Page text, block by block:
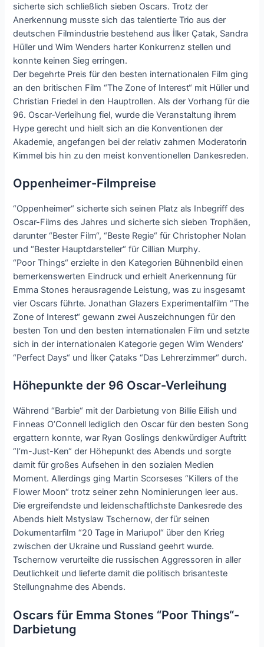
sicherte sich schließlich sieben Oscars. Trotz der
Anerkennung musste sich das talentierte Trio aus der
deutschen Filmindustrie bestehend aus İlker Çatak, Sandra
Hüller und Wim Wenders harter Konkurrenz stellen und
konnte keinen Sieg erringen.
Der begehrte Preis für den besten internationalen Film ging
an den britischen Film “The Zone of Interest“ mit Hüller und
Christian Friedel in den Hauptrollen. Als der Vorhang für die
96. Oscar-Verleihung fiel, wurde die Veranstaltung ihrem
Hype gerecht und hielt sich an die Konventionen der
Akademie, angefangen bei der relativ zahmen Moderatorin
Kimmel bis hin zu den meist konventionellen Dankesreden.
Oppenheimer-Filmpreise
“Oppenheimer“ sicherte sich seinen Platz als Inbegriff des
Oscar-Films des Jahres und sicherte sich sieben Trophäen,
darunter “Bester Film“, “Beste Regie“ für Christopher Nolan
und “Bester Hauptdarsteller“ für Cillian Murphy.
“Poor Things“ erzielte in den Kategorien Bühnenbild einen
bemerkenswerten Eindruck und erhielt Anerkennung für
Emma Stones herausragende Leistung, was zu insgesamt
vier Oscars führte. Jonathan Glazers Experimentalfilm “The
Zone of Interest“ gewann zwei Auszeichnungen für den
besten Ton und den besten internationalen Film und setzte
sich in der internationalen Kategorie gegen Wim Wenders‘
“Perfect Days“ und İlker Çataks “Das Lehrerzimmer“ durch.
Höhepunkte der 96 Oscar-Verleihung
Während “Barbie“ mit der Darbietung von Billie Eilish und
Finneas O’Connell lediglich den Oscar für den besten Song
ergattern konnte, war Ryan Goslings denkwürdiger Auftritt
“I’m-Just-Ken“ der Höhepunkt des Abends und sorgte
damit für großes Aufsehen in den sozialen Medien
Moment. Allerdings ging Martin Scorseses “Killers of the
Flower Moon“ trotz seiner zehn Nominierungen leer aus.
Die ergreifendste und leidenschaftlichste Dankesrede des
Abends hielt Mstyslaw Tschernow, der für seinen
Dokumentarfilm “20 Tage in Mariupol“ über den Krieg
zwischen der Ukraine und Russland geehrt wurde.
Tschernow verurteilte die russischen Aggressoren in aller
Deutlichkeit und lieferte damit die politisch brisanteste
Stellungnahme des Abends.
Oscars für Emma Stones “Poor Things“-
Darbietung